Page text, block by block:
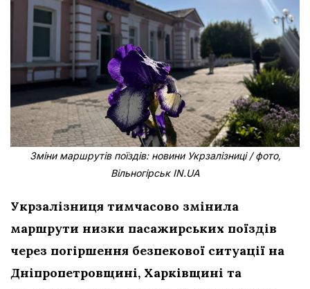
Зміни маршрутів поїздів: новини Укрзалізниці / фото,
Вільногірськ IN.UA
Укрзалізниця тимчасово змінила
маршрути низки пасажирських поїздів
через погіршення безпекової ситуації на
Дніпропетровщині, Харківщині та